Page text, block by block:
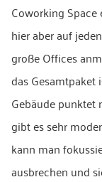
Coworking Space
hier aber auf
große Offices
das Gesamtpaket
Gebäude punktet
gibt es sehr
kann man
ausbrechen und